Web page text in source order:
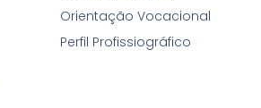
Orientação Vocacional
Perfil Profissiográfico